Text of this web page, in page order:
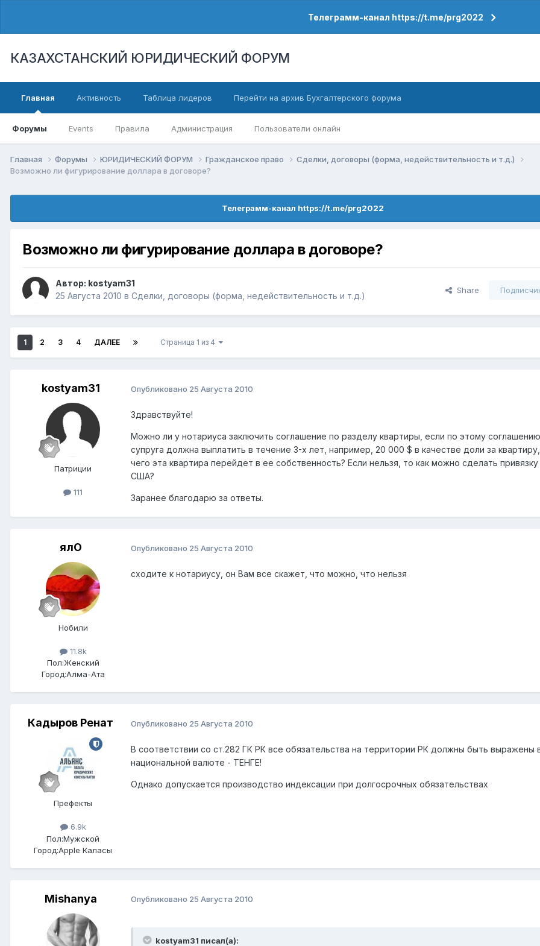
Телеграмм-канал https://t.me/prg2022
КАЗАХСТАНСКИЙ ЮРИДИЧЕСКИЙ ФОРУМ
Главная
Форумы Events Правила Администрация Пользователи онлайн
Активность Таблица лидеров Перейти на архив Бухгалтерского форума
Главная Форумы ЮРИДИЧЕСКИЙ ФОРУМ Гражданское право
Сделки, договоры (форма, недействительность и т.д.)
Возможно ли фигурирование доллара в договоре?
Телеграмм-канал https://t.me/prg2022
Возможно ли фигурирование доллара в договоре?
Автор: kostyam31
25 Августа 2010 в Сделки, договоры (форма, недействительность и т.д.)
Share
1 2 3 4 ДАЛЕЕ Страница 1 из 4
kostyam31
Патриции
111
Опубликовано 25 Августа 2010
Здравствуйте!
Можно ли у нотариуса заключить соглашение по разделу квартиры, если по этому
супруга должна выплатить в течение 3-х лет, например, 20 000 $ в качестве доли за
чего эта квартира перейдет в ее собственность? Если нельзя, то как можно сделать
США?
Заранее благодарю за ответы.
ялО
Нобили
11.8k
Пол:Женский
Город:Алма-Ата
Опубликовано 25 Августа 2010
сходите к нотариусу, он Вам все скажет, что можно, что нельзя
Кадыров Ренат
Префекты
6.9k
Пол:Мужской
Город:Apple Каласы
Опубликовано 25 Августа 2010
В соответствии со ст.282 ГК РК все обязательства на территории РК должны быть выражены
национальной валюте - ТЕНГЕ!
Однако допускается производство индексации при долгосрочных обязательствах
Mishanya Опубликовано 25 Августа 2010
kostyam31 писал(а):